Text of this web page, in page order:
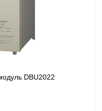
Под заказ
DBU2022